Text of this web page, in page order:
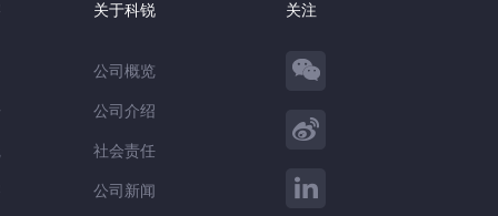
关于科锐
公司概览
公司介绍
社会责任
公司新闻
关注